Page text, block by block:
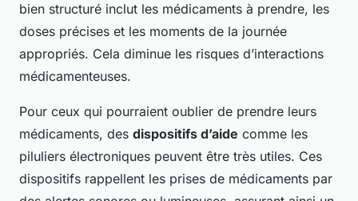
bien structuré inclut les médicaments à prendre, les
doses précises et les moments de la journée
appropriés. Cela diminue les risques d’interactions
médicamenteuses.
Pour ceux qui pourraient oublier de prendre leurs
médicaments, des dispositifs d’aide comme les
piluliers électroniques peuvent être très utiles. Ces
dispositifs rappellent les prises de médicaments par